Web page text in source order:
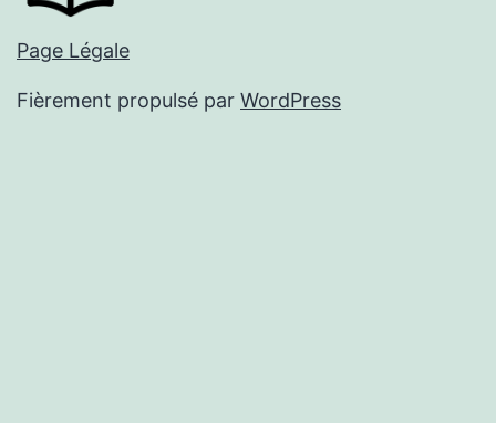
Page Légale
Fièrement propulsé par WordPress